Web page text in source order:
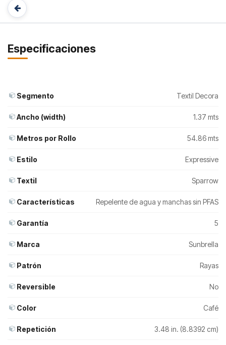
Especificaciones
Segmento Textil Decora
Ancho (width) 1.37 mts
Metros por Rollo 54.86 mts
Estilo Expressive
Textil Sparrow
Características Repelente de agua y manchas sin PFAS
Garantía 5
Marca Sunbrella
Patrón Rayas
Reversible No
Color Café
Repetición 3.48 in. (8.8392 cm)